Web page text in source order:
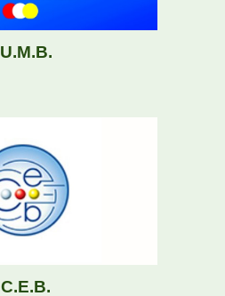
U.M.B.
C.E.B.